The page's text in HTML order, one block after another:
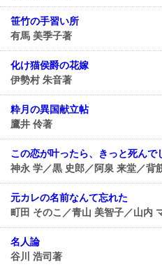
笹竹の手習い所
有馬 美季子著
化け猫侯爵の花嫁
伊勢村 朱音著
粋月の異国献立帖
鷹井 伶著
この恋が叶ったら、きっと死んで
神永 学／黒 史郎／阿泉 来堂／背
元カレの名前なんて忘れた
町田 そのこ／青山 美智子／山内
名人論
谷川 浩司著